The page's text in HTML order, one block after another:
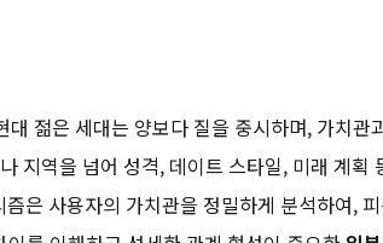
대 젊은 세대는 양보다 질을 중시하며, 가치
지역을 넘어 성격, 데이트 스타일, 미래 계획
즘은 사용자의 가치관을 정밀하게 분석하여,